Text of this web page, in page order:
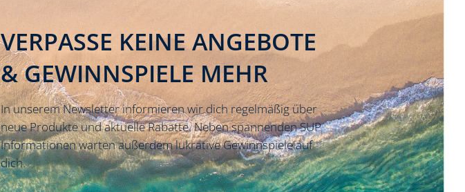
VERPASSE KEINE ANGEBOTE
& GEWINNSPIELE MEHR
In unserem Newsletter informieren wir dich regelmäßig über
neue Produkte und aktuelle Rabatte. Neben spannenden SUP
Informationen warten außerdem lukrative Gewinnspiele auf
dich.